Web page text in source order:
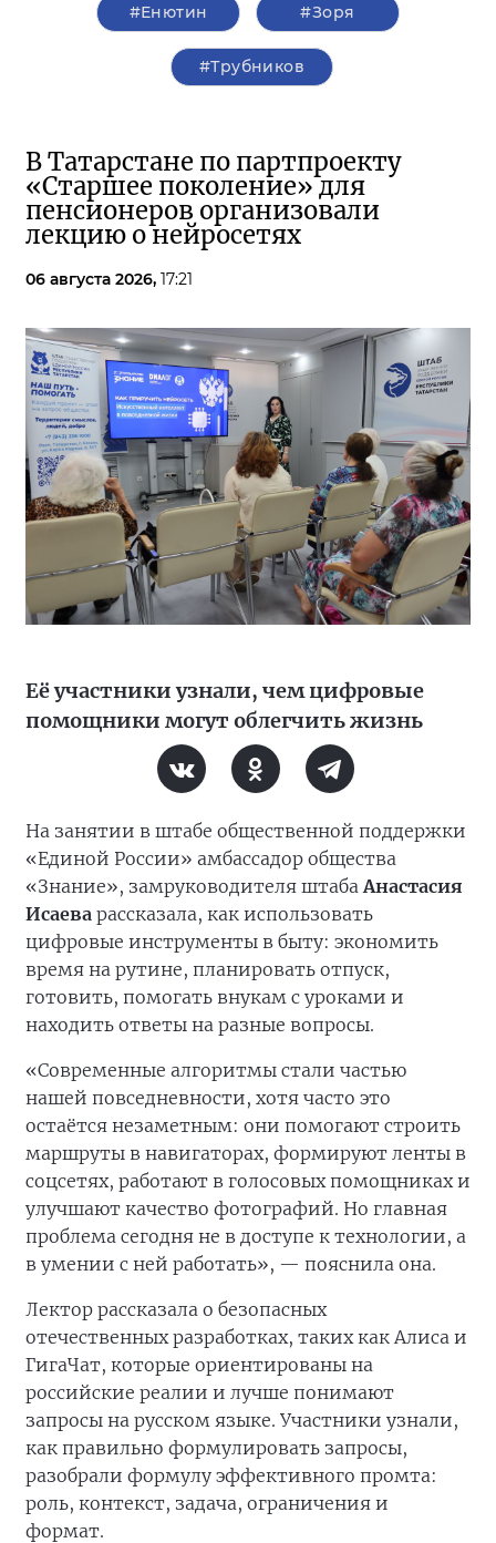
#Енютин #Зоря
#Трубников
В Татарстане по партпроекту
«Старшее поколение» для
пенсионеров организовали
лекцию о нейросетях
06 августа 2026, 17:21
Её участники узнали, чем цифровые
помощники могут облегчить жизнь
На занятии в штабе общественной поддержки
«Единой России» амбассадор общества
«Знание», замруководителя штабаАнастасия
Исаева рассказала, как использовать
цифровые инструменты в быту: экономить
время на рутине, планировать отпуск,
готовить, помогать внукам с уроками и
находить ответы на разные вопросы.
«Современные алгоритмы стали частью
нашей повседневности, хотя часто это
остаётся незаметным: они помогают строить
маршруты в навигаторах, формируют ленты в
соцсетях, работают в голосовых помощниках и
улучшают качество фотографий. Но главная
проблема сегодня не в доступе к технологии, а
в умении с ней работать», — пояснила она.
Лектор рассказала о безопасных
отечественных разработках, таких как Алиса и
ГигаЧат, которые ориентированы на
российские реалии и лучше понимают
запросы на русском языке. Участники узнали,
как правильно формулировать запросы,
разобрали формулу эффективного промта:
роль, контекст, задача, ограничения и
формат.